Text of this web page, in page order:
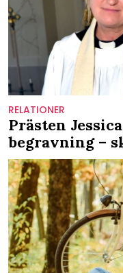
RELATIONER
Prästen
begravning –